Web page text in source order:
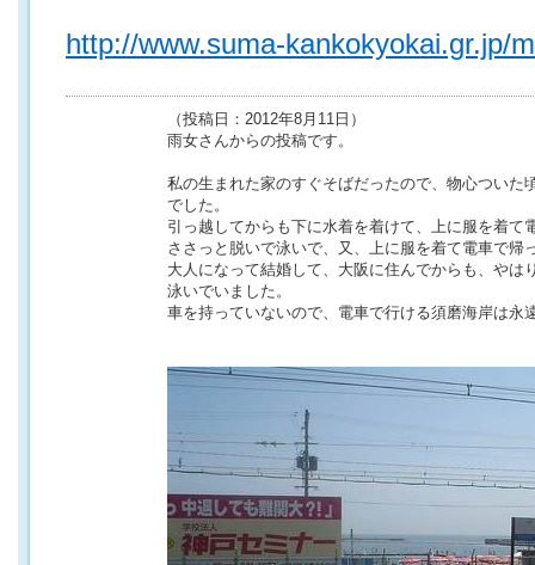
http://www.suma-kankokyokai.gr.jp/
（投稿日：2012年8月11日）
雨女さんからの投稿です。
私の生まれた家のすぐそばだったので、物心ついた
でした。
引っ越してからも下に水着を着けて、上に服を着て
ささっと脱いで泳いで、又、上に服を着て電車で帰
大人になって結婚して、大阪に住んでからも、やは
泳いでいました。
車を持っていないので、電車で行ける須磨海岸は永